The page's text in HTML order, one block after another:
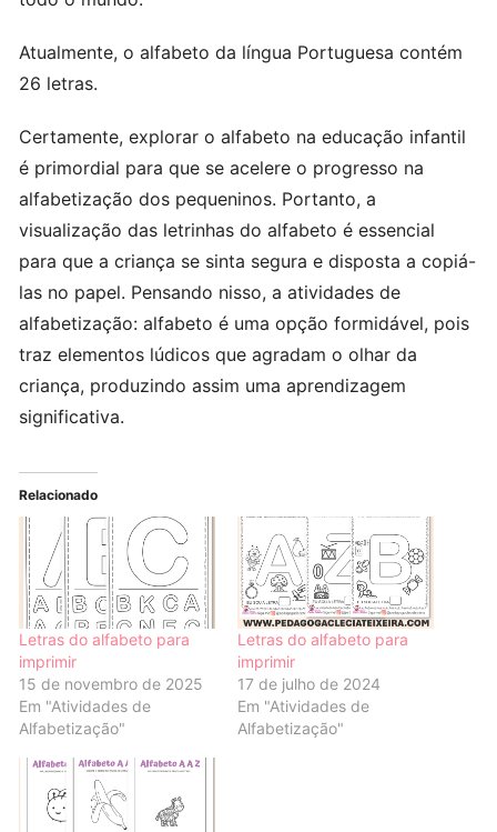
Atualmente, o alfabeto da língua Portuguesa contém
26 letras.
Certamente, explorar o alfabeto na educação infantil
é primordial para que se acelere o progresso na
alfabetização dos pequeninos. Portanto, a
visualização das letrinhas do alfabeto é essencial
para que a criança se sinta segura e disposta a copiá-
las no papel. Pensando nisso, a atividades de
alfabetização: alfabeto é uma opção formidável, pois
traz elementos lúdicos que agradam o olhar da
criança, produzindo assim uma aprendizagem
significativa.
Relacionado
Letras do alfabeto para
imprimir
15 de novembro de 2025
Em "Atividades de
Alfabetização"
Letras do alfabeto para
imprimir
17 de julho de 2024
Em "Atividades de
Alfabetização"